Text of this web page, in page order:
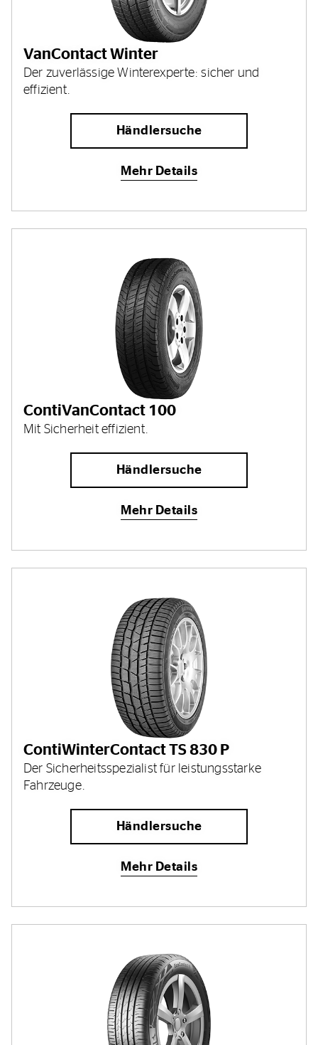
VanContact Winter
Der zuverlässige Winterexperte: sicher und
effizient.
Händlersuche
Mehr Details
ContiVanContact 100
Mit Sicherheit effizient.
Händlersuche
Mehr Details
ContiWinterContact TS 830 P
Der Sicherheitsspezialist für leistungsstarke
Fahrzeuge.
Händlersuche
Mehr Details